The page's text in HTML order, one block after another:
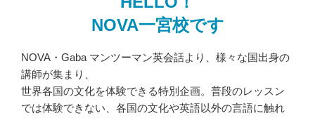
NOVA一宮校です
NOVA・Gaba マンツーマン英会話より、様々な国出身の
講師が集まり、
世界各国の文化を体験できる特別企画。普段のレッスン
では体験できない、各国の文化や英語以外の言語に触れ